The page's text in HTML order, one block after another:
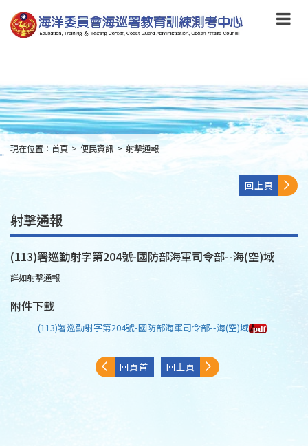
到
主
要
to
main
content
:::
現在位置： 首頁 > 便民資訊 > 射擊通報
回上頁
射擊通報
(113)署巡勤射字第204號-國防部海軍司令部--海(空)域
詳如射擊通報
附件下載
(113)署巡勤射字第204號-國防部海軍司令部--海(空)域
回頁首 回上頁